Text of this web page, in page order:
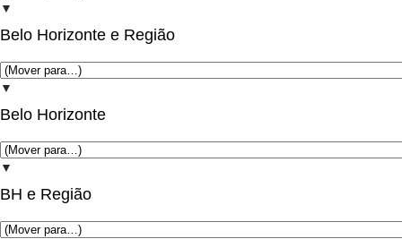
▼
Belo Horizonte e Região
▼
Belo Horizonte
▼
BH e Região